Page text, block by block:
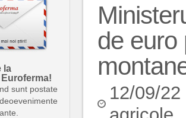
la
sunt postate
de euro
12/09/